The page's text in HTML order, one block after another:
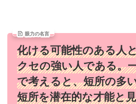
眼力の名言
化ける可能性のある人
クセの強い人である。
で考えると、短所の多
短所を潜在的な才能と